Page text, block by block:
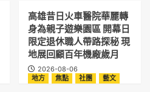
高雄昔日火車醫院華麗轉
身為親子遊樂園區 開幕日
限定退休職人帶路探秘 現
地展回顧百年機廠歲月
2026-08-06
地方 焦點 社團 藝文